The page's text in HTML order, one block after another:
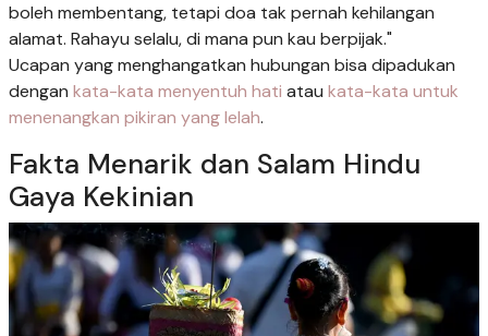
boleh membentang, tetapi doa tak pernah kehilangan
alamat. Rahayu selalu, di mana pun kau berpijak."
Ucapan yang menghangatkan hubungan bisa dipadukan
dengan kata-kata menyentuh hati atau kata-kata untuk
menenangkan pikiran yang lelah.
Fakta Menarik dan Salam Hindu
Gaya Kekinian